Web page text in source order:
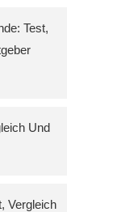
Test,
Und
Vergleich